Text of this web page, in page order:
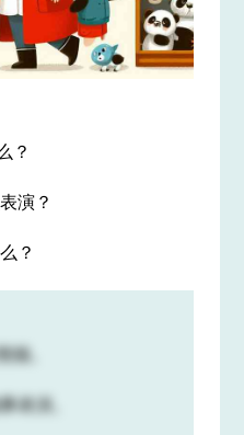
？
演？
？
猫。
表演。